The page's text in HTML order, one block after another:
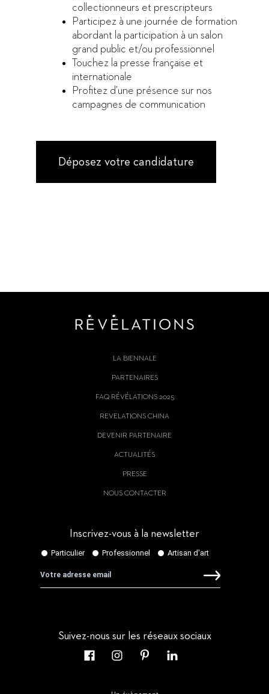
collectionneurs et prescripteurs
Participez à une journée de formation
abordant la participation à un salon
grand public et/ou professionnel
Touchez la presse française et
internationale
Profitez d’une présence sur nos
campagnes de communication
Déposez votre candidature
LA BIENNALE
PARTENAIRES
FAQ RÉVÉLATIONS 2025
REVELATIONS CHINA
DEVENIR PARTENAIRE
ACTUALITÉS
PRESSE
NOUS CONTACTER
Inscrivez-vous à la newsletter
Suivez-nous sur les réseaux sociaux